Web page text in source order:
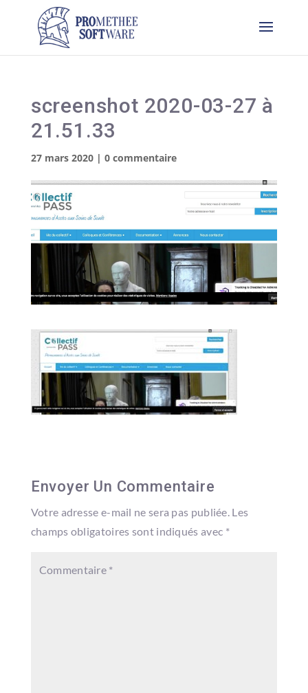
screenshot 2020-03-27 à
21.51.33
27 mars 2020| 0 commentaire
Envoyer Un Commentaire
Votre adresse e-mail ne sera pas publiée. Les
champs obligatoires sont indiqués avec *